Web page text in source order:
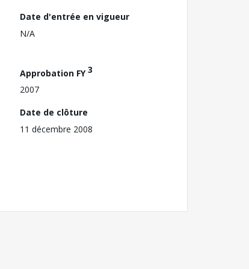
Date d'entrée en vigueur
N/A
Approbation FY3
2007
Date de clôture
11 décembre 2008